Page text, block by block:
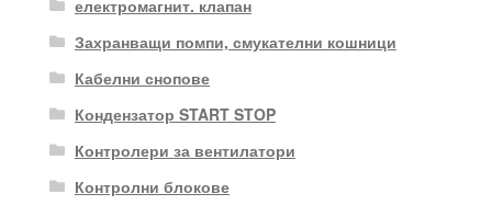
електромагнит. клапан
Захранващи помпи, смукателни кошници
Кабелни снопове
Кондензатор START STOP
Контролери за вентилатори
Контролни блокове